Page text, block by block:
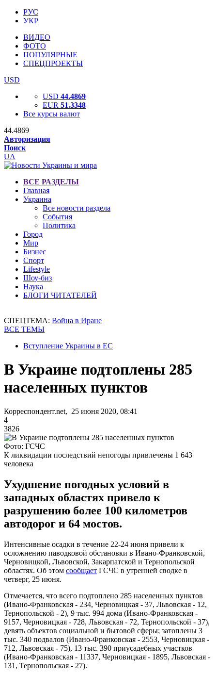
РУС
УКР
ВИДЕО
ФОТО
ПОПУЛЯРНЫЕ
СПЕЦПРОЕКТЫ
USD
USD 44.4869
EUR 51.3348
Все курсы валют
44.4869
Авторизация
Поиск
UA
ВСЕ РАЗДЕЛЫ
Главная
Украина
Все новости раздела
События
Политика
Город
Мир
Бизнес
Спорт
Lifestyle
Шоу-биз
Наука
БЛОГИ ЧИТАТЕЛЕЙ
СПЕЦТЕМА: Война в Иране
ВСЕ ТЕМЫ
Вступление Украины в ЕС
В Украине подтоплены 285
населенных пунктов
Корреспондент.net, 25 июня 2020, 08:41
4
3826
Фото: ГСЧС
К ликвидации последствий непогоды привлечены 1 643
человека
Ухудшение погодных условий в
западных областях привело к
разрушению более 100 километров
автодорог и 64 мостов.
Интенсивные осадки в течение 22-24 июня привели к
осложнению паводковой обстановки в Ивано-Франковской,
Черновицкой, Львовской, Закарпатской и Тернопольской
областях. Об этом сообщает ГСЧС в утренней сводке в
четверг, 25 июня.
Отмечается, что всего подтоплено 285 населенных пунктов
(Ивано-Франковская - 234, Черновицкая - 37, Львовская - 12,
Тернопольской - 2), 9 тыс. 994 дома (Ивано-Франковская -
9157, Черновицкая - 728, Львовская - 72, Тернопольской - 37),
девять объектов социальной и бытовой сферы; затоплены 3
тыс. 340 подвалов (Ивано-Франковская - 2553, Черновицкая -
712, Львовская - 75), 13 тыс. 390 приусадебных участков
(Ивано-Франковская - 11337, Черновицкая - 1895, Львовская -
131, Тернопольская - 27).